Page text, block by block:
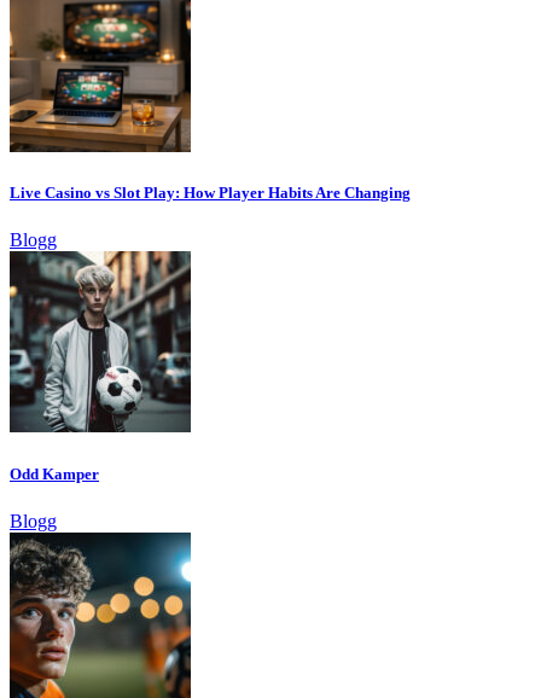
Live Casino vs Slot Play: How Player Habits Are Changing
Blogg
Odd Kamper
Blogg